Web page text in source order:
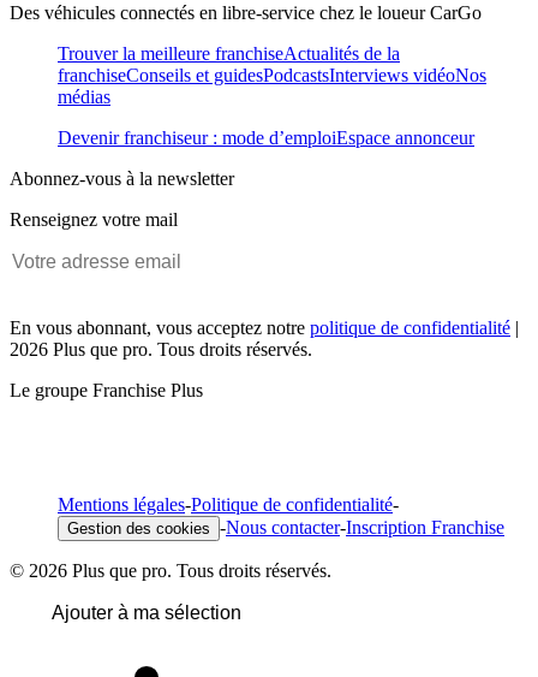
Des véhicules connectés en libre-service chez le loueur CarGo
Trouver la meilleure franchiseActualités de la
franchiseConseils et guidesPodcastsInterviews vidéoNos
médias
Devenir franchiseur : mode d’emploiEspace annonceur
Abonnez-vous à la newsletter
Renseignez votre mail
En vous abonnant, vous acceptez notre politique de confidentialité |
2026 Plus que pro. Tous droits réservés.
Le groupe Franchise Plus
Mentions légales-Politique de confidentialité-
Gestion des cookies -Nous contacter-Inscription Franchise
© 2026 Plus que pro. Tous droits réservés.
Ajouter à ma sélection